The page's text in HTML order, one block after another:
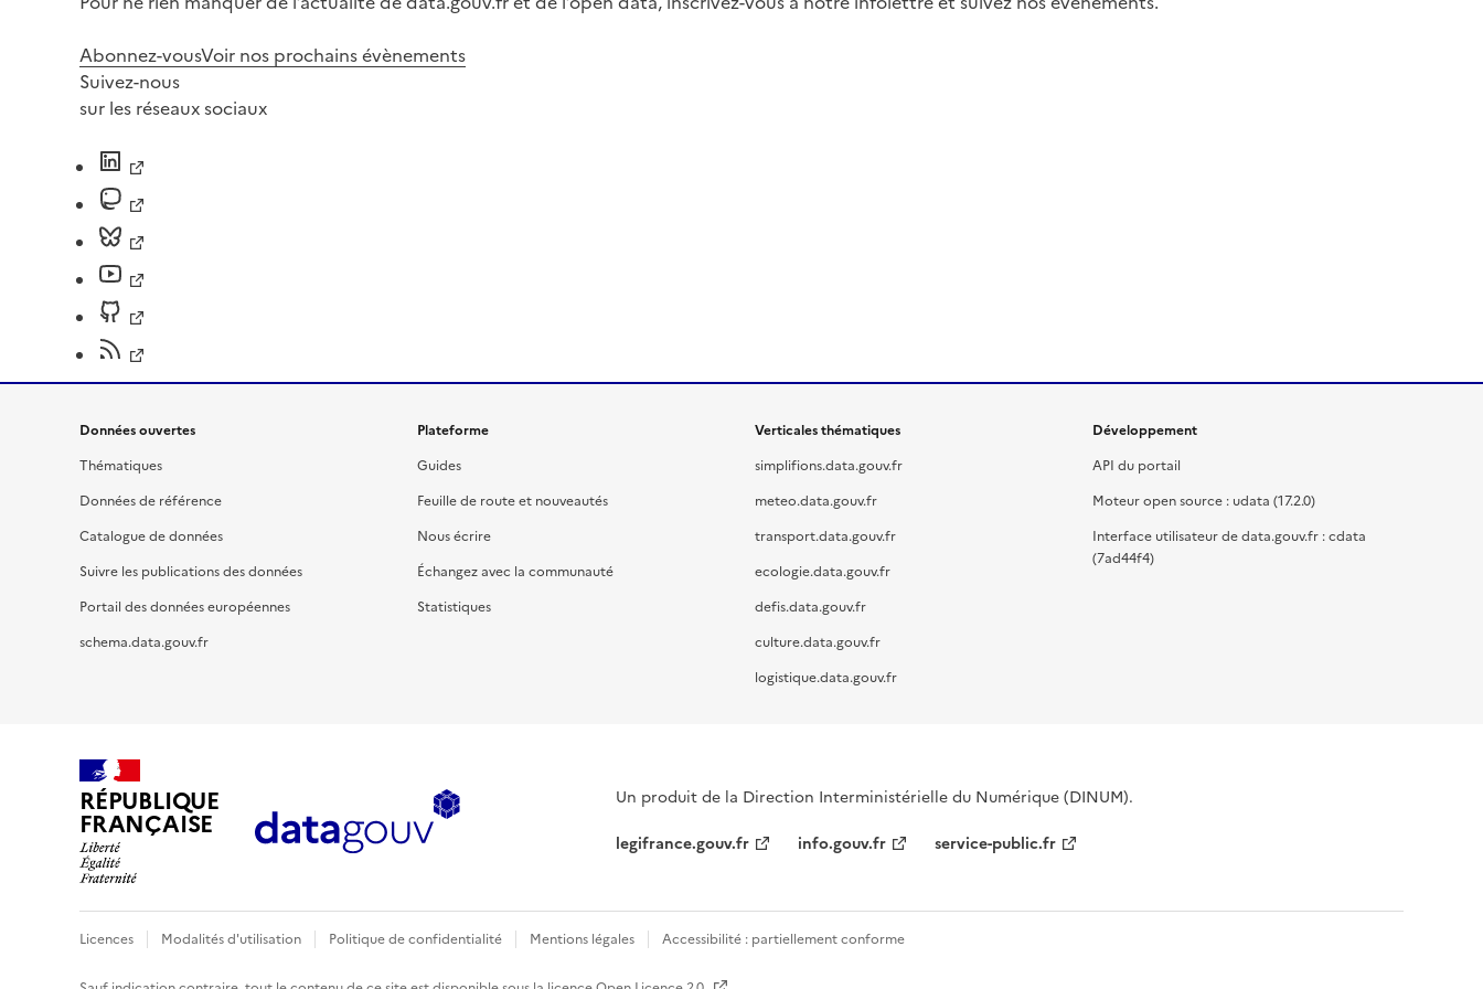
Abonnez-vousVoir nos prochains évènements
Suivez-nous
sur les réseaux sociaux
Données ouvertes
Thématiques
Données de référence
Catalogue de données
Suivre les publications des données
Portail des données européennes
schema.data.gouv.fr
Plateforme
Guides
Feuille de route et nouveautés
Nous écrire
Échangez avec la communauté
Statistiques
Verticales thématiques
simplifions.data.gouv.fr
meteo.data.gouv.fr
transport.data.gouv.fr
ecologie.data.gouv.fr
defis.data.gouv.fr
culture.data.gouv.fr
logistique.data.gouv.fr
Développement
API du portail
Moteur open source : udata (17.2.0)
Interface utilisateur de data.gouv.fr : cdata
(7ad44f4)
RÉPUBLIQUE
FRANÇAISE
Un produit de la Direction Interministérielle du Numérique (DINUM).
legifrance.gouv.fr
info.gouv.fr service-public.fr
Licences Modalités d'utilisation Politique de confidentialité Mentions légales Accessibilité : partiellement conforme